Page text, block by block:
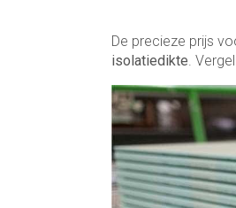
De precieze prijs
isolatiedikte.